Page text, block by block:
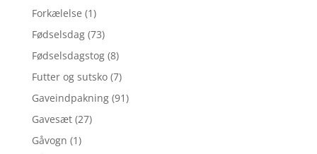
Forkælelse (1)
Fødselsdag (73)
Fødselsdagstog (8)
Futter og sutsko (7)
Gaveindpakning (91)
Gavesæt (27)
Gåvogn (1)